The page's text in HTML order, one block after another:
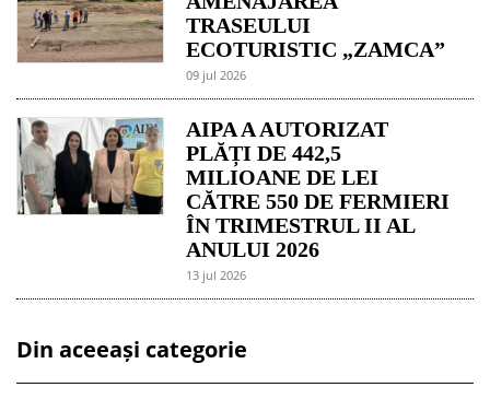
TRASEULUI
ECOTURISTIC „ZAMCA”
09 jul 2026
AIPA A AUTORIZAT
PLĂȚI DE 442,5
MILIOANE DE LEI
CĂTRE 550 DE FERMIERI
ÎN TRIMESTRUL II AL
ANULUI 2026
13 jul 2026
Din aceeași categorie